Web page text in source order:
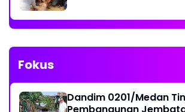
Fokus
Dandim 0201/Medan
Pembangunan